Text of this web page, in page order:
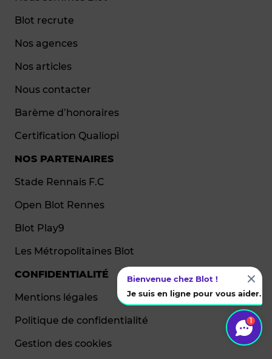
Blot recrute
Nos agences
Nos articles
Nous contacter
Barème d’honoraires
Certification Qualiopi
NOS PARTENAIRES
Stade Rennais F.C
Open Blot Rennes
Blot Play9
Les Métropolitaines Blot
CONFIDENTIALITÉ
Mentions légales
Politique de confidentialité
Gestion des cookies
1
Bienvenue chez Blot !
Je suis en ligne pour vous aider.